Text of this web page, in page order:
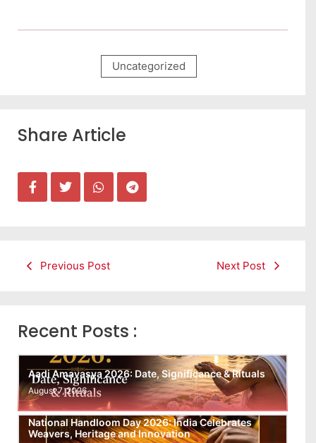
Uncategorized
Share Article
Previous Post Next Post
Recent Posts :
Aadi Amavasya 2026: Date, Significance & Rituals
August 7, 2026
National Handloom Day 2026: India Celebrates
Weavers, Heritage and Innovation